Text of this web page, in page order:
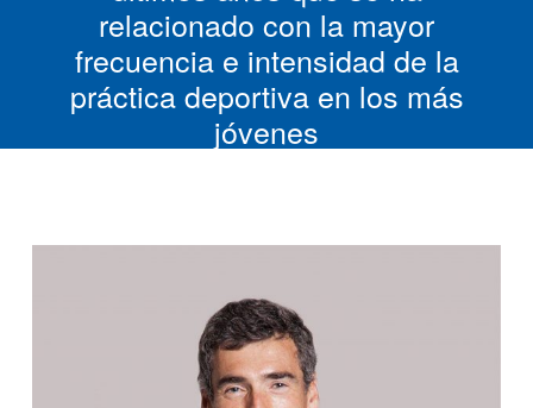
relacionado con la mayor
frecuencia e intensidad de la
práctica deportiva en los más
jóvenes